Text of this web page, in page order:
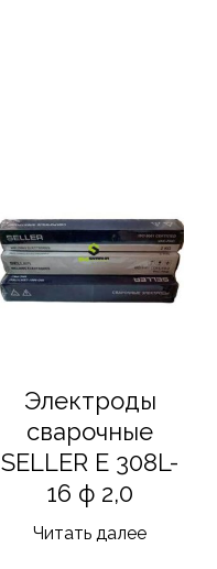
Электроды
сварочные
SELLER E 308L-
16 ф 2,0
Читать далее